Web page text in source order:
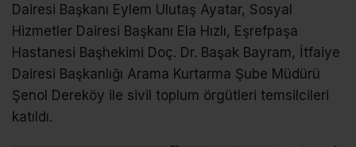
Dairesi Başkanı Eylem Ulutaş Ayatar, Sosyal
Hizmetler Dairesi Başkanı Ela Hızlı, Eşrefpaşa
Hastanesi Başhekimi Doç. Dr. Başak Bayram, İtfaiye
Dairesi Başkanlığı Arama Kurtarma Şube Müdürü
Şenol Dereköy ile sivil toplum örgütleri temsilcileri
katıldı.